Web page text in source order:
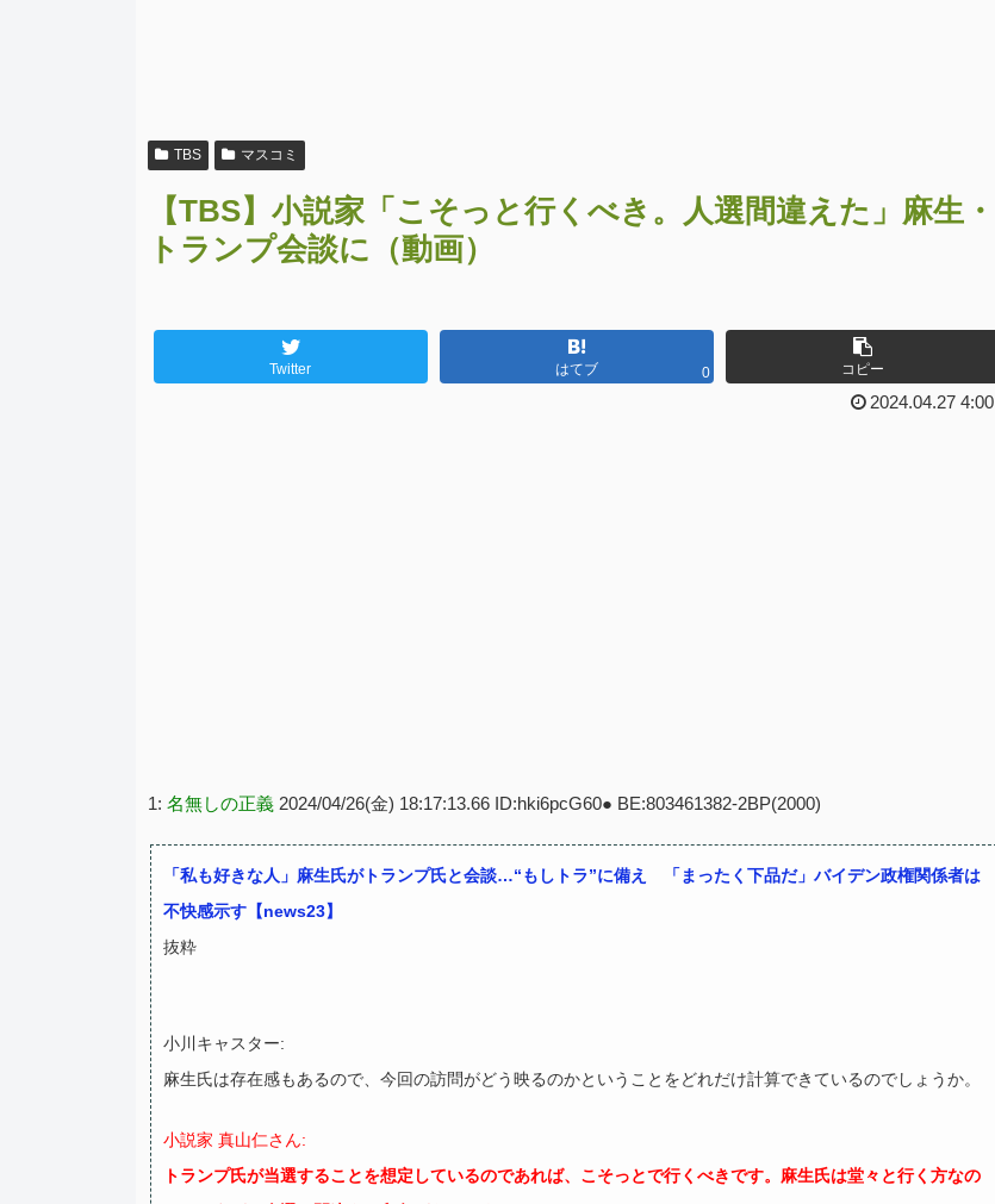
TBS マスコミ
【TBS】小説家「こそっと行くべき。人選間違えた」麻生・
トランプ会談に（動画）
Twitter はてブ 0 コピー
2024.04.27 4:00
1: 名無しの正義 2024/04/26(金) 18:17:13.66 ID:hki6pcG60● BE:803461382-2BP(2000)
「私も好きな人」麻生氏がトランプ氏と会談…“もしトラ”に備え 「まったく下品だ」バイデン政権関係者は
不快感示す【news23】
抜粋
小川キャスター:
麻生氏は存在感もあるので、今回の訪問がどう映るのかということをどれだけ計算できているのでしょうか。
小説家 真山仁さん:
トランプ氏が当選することを想定しているのであれば、こそっとで行くべきです。麻生氏は堂々と行く方なの